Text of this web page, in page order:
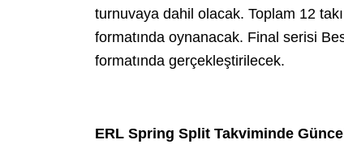
turnuvaya dahil olacak. Toplam 12
formatında oynanacak. Final serisi
formatında gerçekleştirilecek.
ERL Spring Split Takviminde